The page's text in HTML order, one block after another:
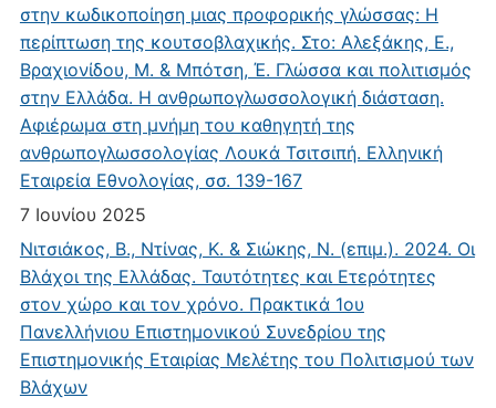
στην κωδικοποίηση μιας προφορικής γλώσσας: Η
περίπτωση της κουτσοβλαχικής. Στο: Αλεξάκης, Ε.,
Βραχιονίδου, Μ. & Μπότση, Έ. Γλώσσα και πολιτισμός
στην Ελλάδα. Η ανθρωπογλωσσολογική διάσταση.
Αφιέρωμα στη μνήμη του καθηγητή της
ανθρωπογλωσσολογίας Λουκά Τσιτσιπή. Ελληνική
Εταιρεία Εθνολογίας, σσ. 139-167
7 Ιουνίου 2025
Νιτσιάκος, Β., Ντίνας, Κ. & Σιώκης, Ν. (επιμ.). 2024. Οι
Βλάχοι της Ελλάδας. Ταυτότητες και Ετερότητες
στον χώρο και τον χρόνο. Πρακτικά 1ου
Πανελλήνιου Επιστημονικού Συνεδρίου της
Επιστημονικής Εταιρίας Μελέτης του Πολιτισμού των
Βλάχων